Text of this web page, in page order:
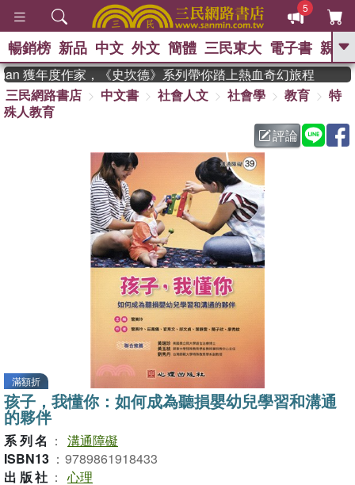
5
GO
熱搜： 東野圭吾 、 高希均教授回憶錄
方念華 、 台灣的
數學女孩：黎曼猜想
偉大的迷走神經 、
、 臺灣漫遊錄
暢銷榜 新品 中文 外文 簡體 三民東大 電子書 親子
年度作家，《史坎德》系列帶你踏上熱血奇幻旅程
三民網路書店
中文書 社會人文 社會學 教育
特
殊人教育
評論
滿額折
孩子，我懂你：如何成為聽損嬰幼兒學習和溝通
的夥伴
系列名 ： 溝通障礙
ISBN13 ： 9789861918433
出版社 ： 心理